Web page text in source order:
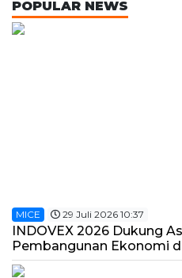
POPULAR NEWS
MICE 29 Juli 2026 10:37
INDOVEX 2026 Dukung
Pembangunan Ekonomi